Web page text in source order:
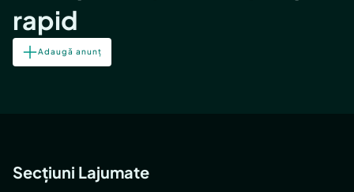
rapid
Adaugă anunț
Secțiuni Lajumate